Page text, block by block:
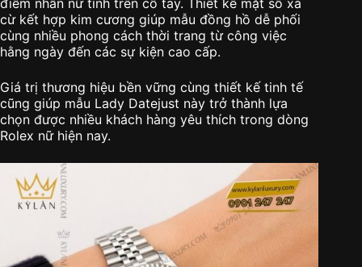
cừ kết hợp kim cương giúp mẫu đồng hồ dễ phối
cùng nhiều phong cách thời trang từ công việc
hằng ngày đến các sự kiện cao cấp.
Giá trị thương hiệu bền vững cùng thiết kế tinh tế
cũng giúp mẫu Lady Datejust này trở thành lựa
chọn được nhiều khách hàng yêu thích trong dòng
Rolex nữ hiện nay.